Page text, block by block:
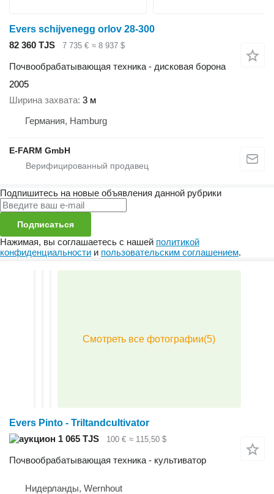
Evers schijvenegg orlov 28-300
82 360 TJS
7 735 € ≈ 8 937 $
Почвообрабатывающая техника - дисковая борона
2005
Ширина захвата 3 м
Германия, Hamburg
E-FARM GmbH
Подпишитесь на новые объявления данной рубрики
Подписаться
Нажимая, вы соглашаетесь с нашей политикой
конфиденциальности и пользовательским соглашением.
Evers Pinto - Triltandcultivator
1 065 TJS
100 € ≈ 115,50 $
Почвообрабатывающая техника - культиватор
Нидерланды, Wernhout